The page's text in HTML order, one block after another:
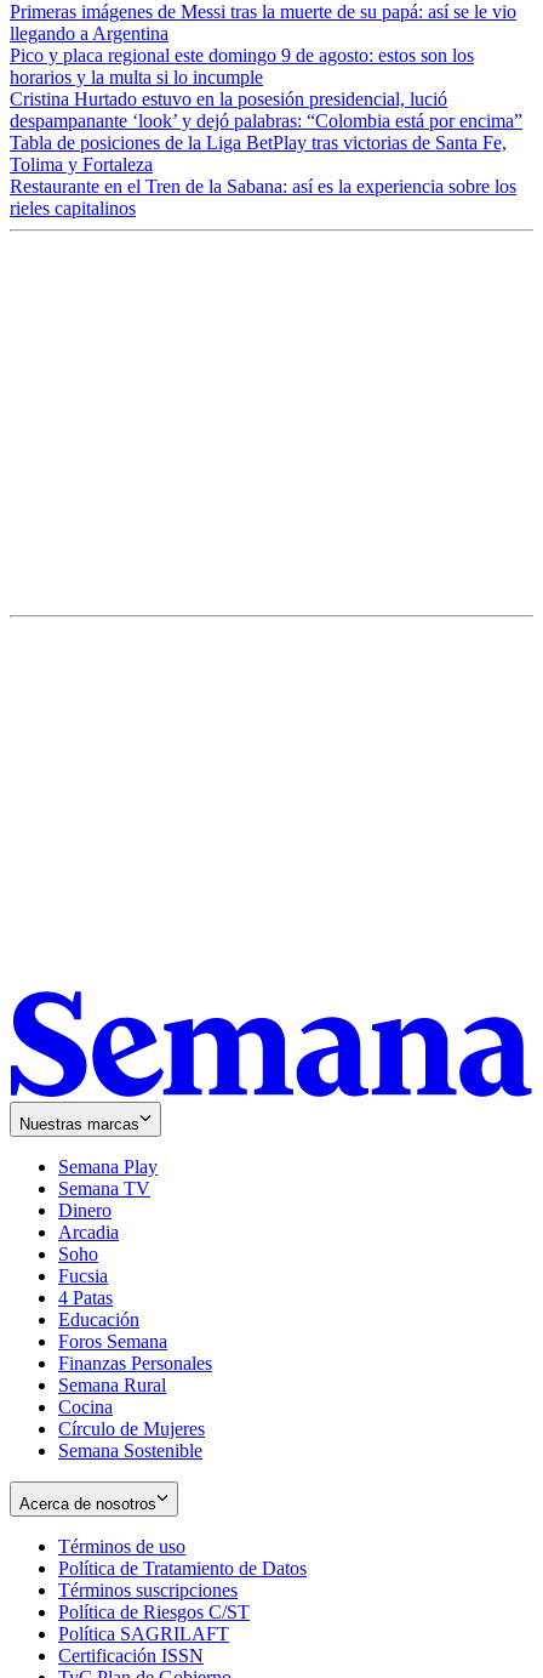
Primeras imágenes de Messi tras la muerte de su papá: así se le vio
llegando a Argentina
Pico y placa regional este domingo 9 de agosto: estos son los
horarios y la multa si lo incumple
Cristina Hurtado estuvo en la posesión presidencial, lució
despampanante ‘look’ y dejó palabras: “Colombia está por encima”
Tabla de posiciones de la Liga BetPlay tras victorias de Santa Fe,
Tolima y Fortaleza
Restaurante en el Tren de la Sabana: así es la experiencia sobre los
rieles capitalinos
Nuestras marcas
Semana Play
Semana TV
Dinero
Arcadia
Soho
in
new
window
Fucsia
in
new
window
4 Patas
Educación
Foros Semana
Finanzas Personales
Semana Rural
Cocina
Círculo de Mujeres
Semana Sostenible
Acerca de nosotros
Términos de uso
in
new
window
Política de Tratamiento de Datos
Términos suscripciones
in
Política de Riesgos C/ST
Política SAGRILAFT
Certificación ISSN